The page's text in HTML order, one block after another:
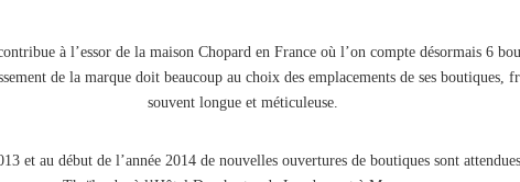
à l’essor de la maison Chopard en France où l’on compte désormais 6
de la marque doit beaucoup au choix des emplacements de ses boutiques,
souvent longue et méticuleuse.
et au début de l’année 2014 de nouvelles ouvertures de boutiques sont